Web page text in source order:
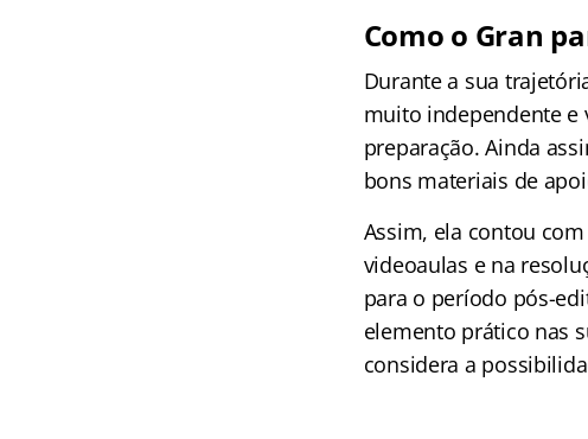
Como o Gran
Durante a sua
muito independente e
preparação. Ainda
bons materiais de
Assim, ela contou
videoaulas e na
para o período pós-
elemento prático nas
considera a